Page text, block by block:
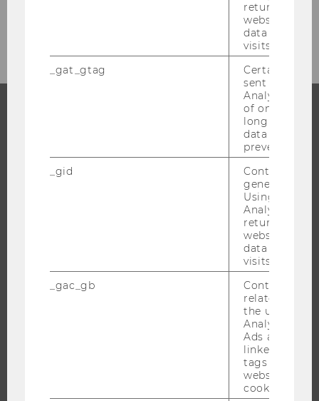
WARUM WU?
BACHELOR
INFORMATIONEN FÜR STUDIERENDE
INTERNATIONALE UND INCOMING EXCHANGE STUDIERENDE
ANGEBOTE FÜR SCHULEN UND STUDIENINTERESSIERTE
returning
website and
data from
visits.
_gat_gtag
Certain data
sent to
Analytics a
of once per
long as it is
data
prevented.
_gid
Contains a
generated
Using this
Analytics can
returning
website and
data from
visits.
_gac_gb
Contains
related
the user. If
Analytics and
Ads accounts
linked, the
tags on the
website read
cookie.